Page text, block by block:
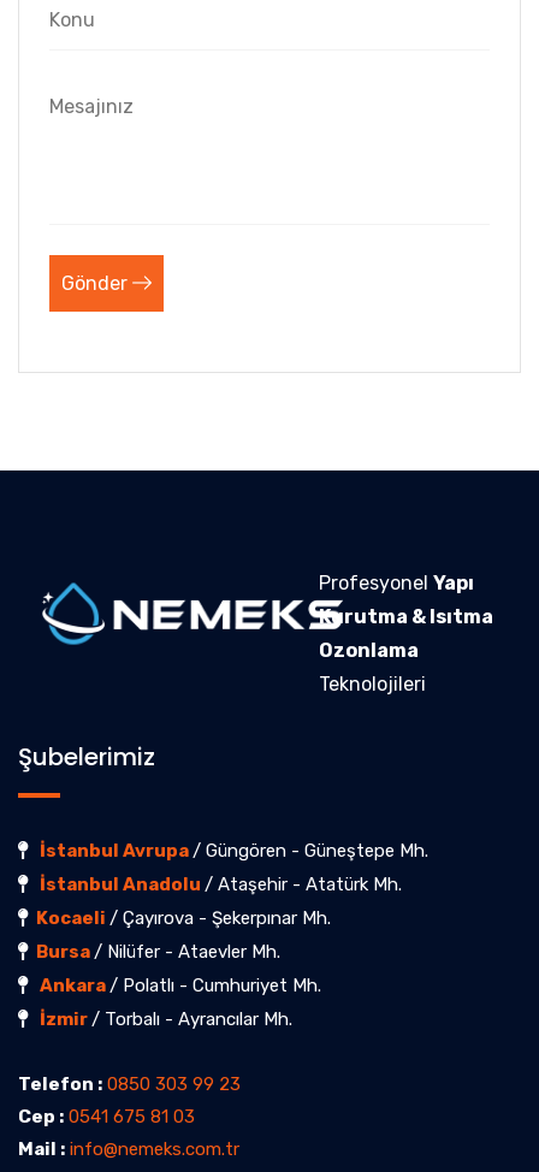
Gönder
Profesyonel Yapı
Kurutma & Isıtma
Ozonlama
Teknolojileri
Şubelerimiz
İstanbul Avrupa/ Güngören - Güneştepe Mh.
İstanbul Anadolu / Ataşehir - Atatürk Mh.
Kocaeli / Çayırova - Şekerpınar Mh.
Bursa/ Nilüfer - Ataevler Mh.
Ankara/ Polatlı - Cumhuriyet Mh.
İzmir/ Torbalı - Ayrancılar Mh.
Telefon : 0850 303 99 23
Cep : 0541 675 81 03
Mail : info@nemeks.com.tr